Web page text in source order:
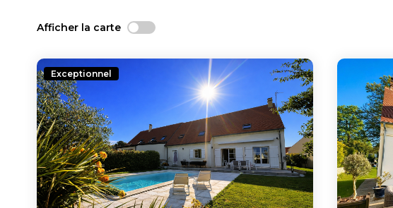
Afficher la carte
Exceptionnel